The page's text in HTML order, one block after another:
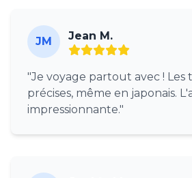
JM Jean M.
"Je voyage partout avec ! Les
précises, même en japonais.
impressionnante."